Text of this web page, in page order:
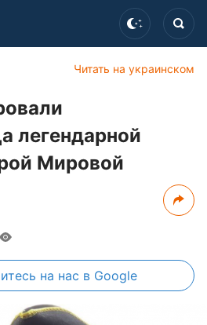
Читать на украинском
легендарной
Мировой
на нас в Google